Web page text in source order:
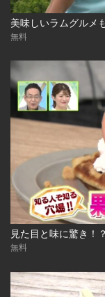
無料
見た目と味に驚き
無料